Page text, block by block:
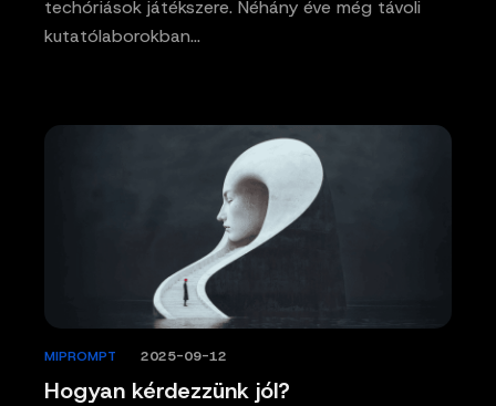
techóriások játékszere. Néhány éve még távoli
kutatólaborokban…
Hogyan kérdezzünk jól?
MIPROMPT 2025-09-12